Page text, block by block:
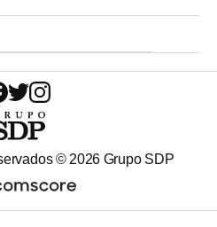
© 2026 Grupo SDP